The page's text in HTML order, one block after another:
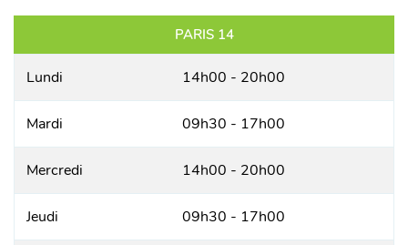
PARIS 14
Lundi 14h00 - 20h00
Mardi 09h30 - 17h00
Mercredi 14h00 - 20h00
Jeudi 09h30 - 17h00